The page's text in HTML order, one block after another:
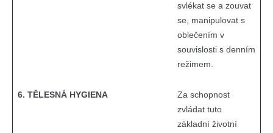
svlékat se a zouvat
se, manipulovat s
oblečením v
souvislosti s denním
režimem.
6. TĚLESNÁ HYGIENA
Za schopnost
zvládat tuto
základní životní